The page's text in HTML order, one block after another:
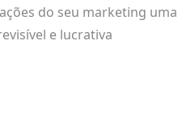
do seu marketing uma
e lucrativa